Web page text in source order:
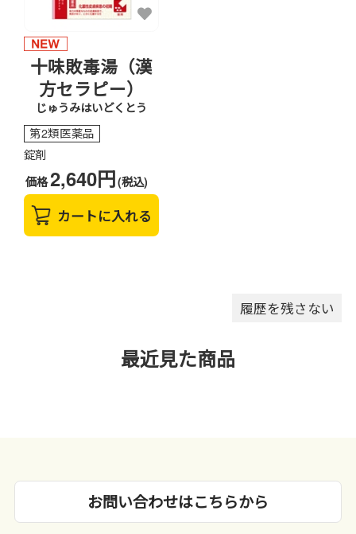
十味敗毒湯（漢
方セラピー）
じゅうみはいどくとう
第2類医薬品
錠剤
価格2,640円(税込)
カートに入れる
履歴を残さない
最近見た商品
お問い合わせはこちらから